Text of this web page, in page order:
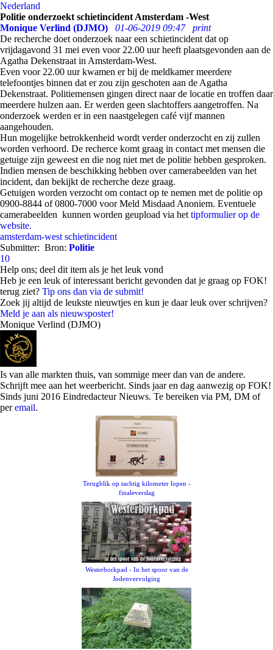
Nederland
Politie onderzoekt schietincident Amsterdam -West
Monique Verlind (DJMO)
01-06-2019 09:47
print
De recherche doet onderzoek naar een schietincident dat op
vrijdagavond 31 mei even voor 22.00 uur heeft plaatsgevonden aan de
Agatha Dekenstraat in Amsterdam-West.
Even voor 22.00 uur kwamen er bij de meldkamer meerdere
telefoontjes binnen dat er zou zijn geschoten aan de Agatha
Dekenstraat. Politiemensen gingen direct naar de locatie en troffen daar
meerdere hulzen aan. Er werden geen slachtoffers aangetroffen. Na
onderzoek werden er in een naastgelegen café vijf mannen
aangehouden.
Hun mogelijke betrokkenheid wordt verder onderzocht en zij zullen
worden verhoord. De recherce komt graag in contact met mensen die
getuige zijn geweest en die nog niet met de politie hebben gesproken.
Indien mensen de beschikking hebben over camerabeelden van het
incident, dan bekijkt de recherche deze graag.
Getuigen worden verzocht om contact op te nemen met de politie op
0900-8844 of 0800-7000 voor Meld Misdaad Anoniem. Eventuele
camerabeelden kunnen worden geupload via het tipformulier op de
website.
amsterdam-west schietincident
Submitter: Bron: Politie
10
Help ons; deel dit item als je het leuk vond
Heb je een leuk of interessant bericht gevonden dat je graag op FOK!
terug ziet? Tip ons dan via de submit!
Zoek jij altijd de leukste nieuwtjes en kun je daar leuk over schrijven?
Meld je aan als nieuwsposter!
Monique Verlind (DJMO)
Is van alle markten thuis, van sommige meer dan van de andere.
Schrijft mee aan het weerbericht. Sinds jaar en dag aanwezig op FOK!
Sinds juni 2016 Eindredacteur Nieuws. Te bereiken via PM, DM of
peremail.
Terugblik op tachtig kilometer lopen -
finaleverslag
Westerborkpad - In het spoor van de
Jodenvervolging